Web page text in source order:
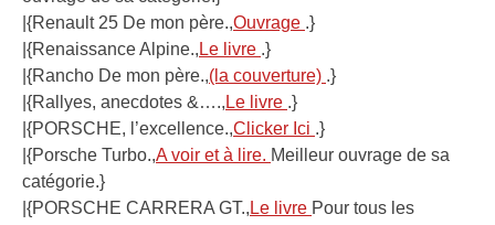
|{Renault 25 De mon père.,Ouvrage .}
|{Renaissance Alpine., Le livre .}
|{Rancho De mon père.,(la couverture) .}
|{Rallyes, anecdotes &…., Le livre .}
|{PORSCHE, l’excellence.,Clicker Ici .}
|{Porsche Turbo.,A voir et à lire. Meilleur ouvrage de sa
catégorie.}
|{PORSCHE CARRERA GT., Le livre Pour tous les